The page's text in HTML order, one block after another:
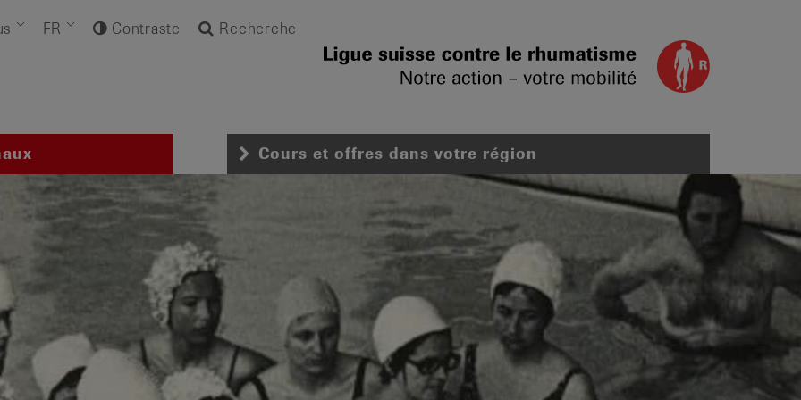
FR Contraste Recherche
Cours et offres dans votre région